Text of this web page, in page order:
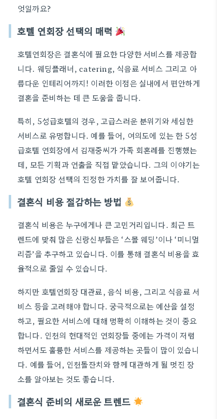
엇일까요?
호텔 연회장 선택의 매력
호텔연회장은 결혼식에 필요한 다양한 서비스를 제공합
니다. 웨딩플래너, catering, 식음료 서비스 그리고 아
름다운 인테리어까지! 이러한 이점은 실내에서 편안하게
결혼을 준비하는 데 큰 도움을 줍니다.
특히, 5성급호텔의 경우, 고급스러운 분위기와 세심한
서비스로 유명합니다. 예를 들어, 여의도에 있는 한 5성
급호텔 연회장에서 김재중씨가 가족 회혼례를 진행했는
데, 모든 기획과 연출을 직접 맡았습니다. 그의 이야기는
호텔 연회장 선택의 진정한 가치를 잘 보여줍니다.
결혼식 비용 절감하는 방법
결혼식 비용은 누구에게나 큰 고민거리입니다. 최근 트
렌드에 맞춰 많은 신랑신부들은 ‘스몰 웨딩’이나 ‘미니멀
리즘’을 추구하고 있습니다. 이를 통해 결혼식 비용을 효
율적으로 줄일 수 있습니다.
하지만 호텔연회장 대관료, 음식 비용, 그리고 식음료 서
비스 등을 고려해야 합니다. 궁극적으로는 예산을 설정
하고, 필요한 서비스에 대해 명확히 이해하는 것이 중요
합니다. 인천의 현대적인 연회장들 중에는 가격이 저렴
하면서도 훌륭한 서비스를 제공하는 곳들이 많이 있습니
다. 예를 들어, 인천돌잔치와 함께 대관하게 될 멋진 장
소를 알아보는 것도 좋습니다.
결혼식 준비의 새로운 트렌드